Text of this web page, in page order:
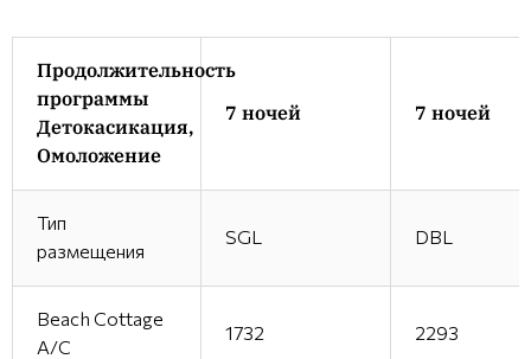
Продолжительность
программы
Детокасикация,
Омоложение
7 ночей 7 ночей
Тип
размещения
SGL DBL
Beach Cottage
A/C
1732 2293